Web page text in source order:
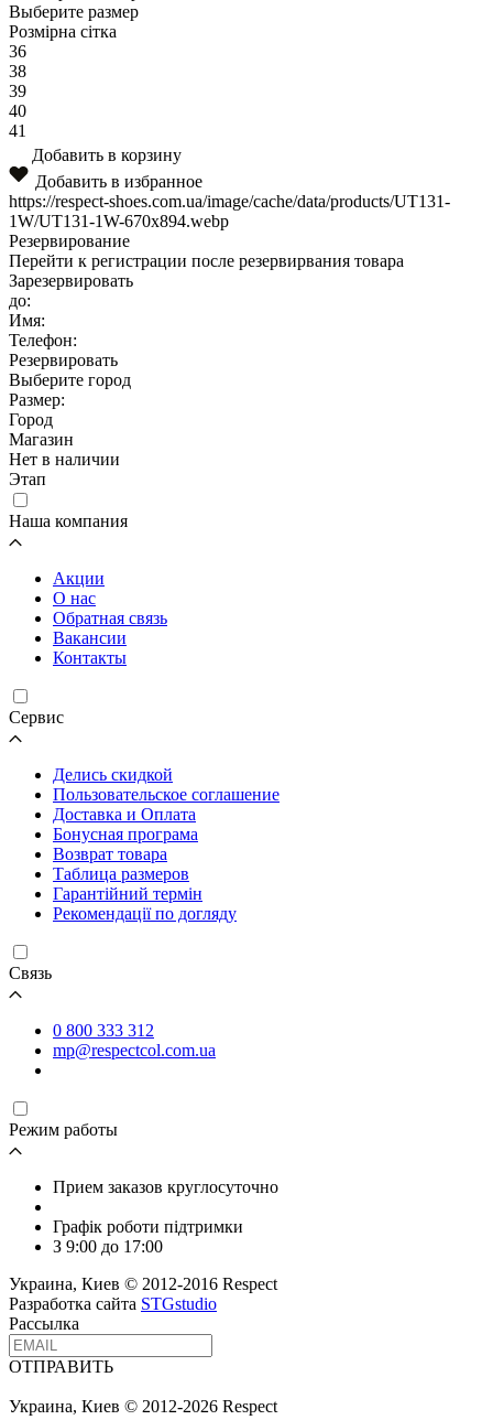
Выберите размер
Розмірна сітка
36
38
39
40
41
Добавить в корзину
Добавить в избранное
https://respect-shoes.com.ua/image/cache/data/products/UT131-
1W/UT131-1W-670x894.webp
Резервирование
Перейти к регистрации после резервирвания товара
Зарезервировать
до:
Имя:
Телефон:
Резервировать
Выберите город
Размер:
Город
Магазин
Нет в наличии
Этап
Наша компания
Акции
О нас
Обратная связь
Вакансии
Контакты
Cервис
Делись скидкой
Пользовательское соглашение
Доставка и Оплата
Бонусная програма
Возврат товара
Таблица размеров
Гарантійний термін
Рекомендації по догляду
Связь
0 800 333 312
mp@respectcol.com.ua
Режим работы
Прием заказов круглосуточно
Графік роботи підтримки
З 9:00 до 17:00
Украина, Киев © 2012-2016 Respect
Разработка сайта STGstudio
Рассылка
ОТПРАВИТЬ
Украина, Киев © 2012-2026 Respect